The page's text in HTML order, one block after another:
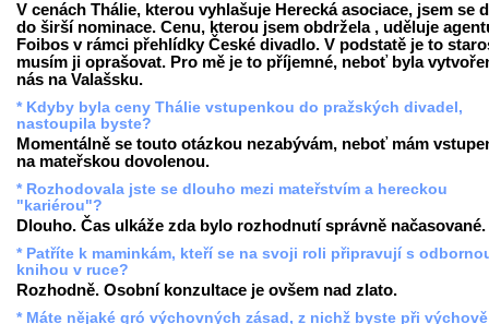
V cenách Thálie, kterou vyhlašuje Herecká asociace, jsem se
do širší nominace. Cenu, kterou jsem obdržela , uděluje
Foibos v rámci přehlídky České divadlo. V podstatě je to
musím ji oprašovat. Pro mě je to příjemné, neboť byla
nás na Valašsku.
* Kdyby byla ceny Thálie vstupenkou do pražských divadel,
nastoupila byste?
Momentálně se touto otázkou nezabývám, neboť mám
na mateřskou dovolenou.
* Rozhodovala jste se dlouho mezi mateřstvím a hereckou
"kariérou"?
Dlouho. Čas ulkáže zda bylo rozhodnutí správně načasované.
* Patříte k maminkám, kteří se na svoji roli připravují s
knihou v ruce?
Rozhodně. Osobní konzultace je ovšem nad zlato.
* Máte nějaké gró výchovných zásad, z nichž byste při výchově